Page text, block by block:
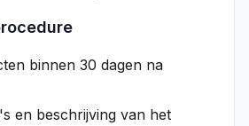
binnen 30 dagen na
en beschrijving van het